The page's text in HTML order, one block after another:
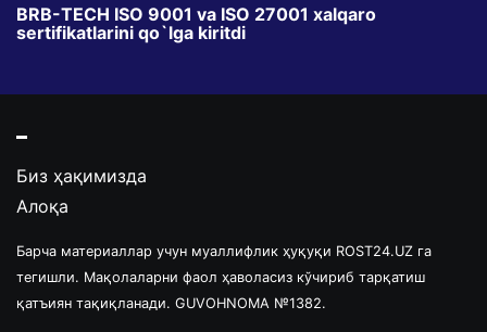
BRB-TECH ISO 9001 va ISO 27001 xalqaro
sertifikatlarini qo`lga kiritdi
Биз ҳақимизда
Алоқа
Барча материаллар учун муаллифлик ҳуқуқи ROST24.UZ га
тегишли. Мақолаларни фаол ҳаволасиз кўчириб тарқатиш
қатъиян тақиқланади. GUVOHNOMA №1382.